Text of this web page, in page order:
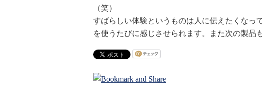
（笑）
すばらしい体験というものは人に伝えたくなっ
を使うたびに感じさせられます。また次の製品